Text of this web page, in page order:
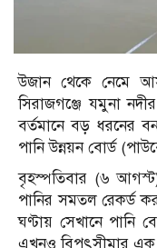
উজান থেকে নেমে
সিরাজগঞ্জে যমুনা
বর্তমানে বড় ধরনের
পানি উন্নয়ন বোর্ড
বৃহস্পতিবার (৬ আগস্ট)
পানির সমতল রেকর্ড
ঘণ্টায় সেখানে পানি